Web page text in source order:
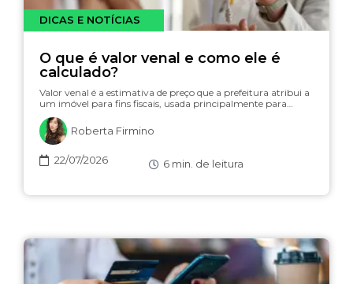
DICAS E NOTÍCIAS
O que é valor venal e como ele é
calculado?
Valor venal é a estimativa de preço que a prefeitura atribui a
um imóvel para fins fiscais, usada principalmente para…
Roberta Firmino
22/07/2026 6 min. de leitura